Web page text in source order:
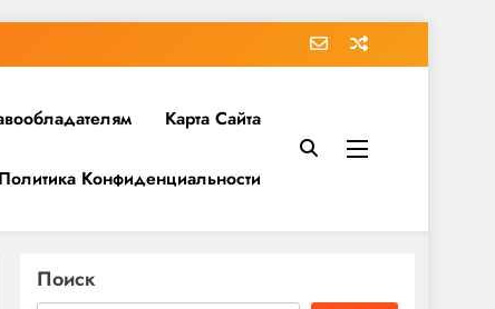
Карта Сайта
Политика Конфиденциальности
Поиск